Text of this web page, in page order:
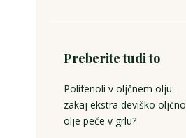
Preberite tudi to
Polifenoli v oljčnem olju:
zakaj ekstra deviško oljčno
olje peče v grlu?